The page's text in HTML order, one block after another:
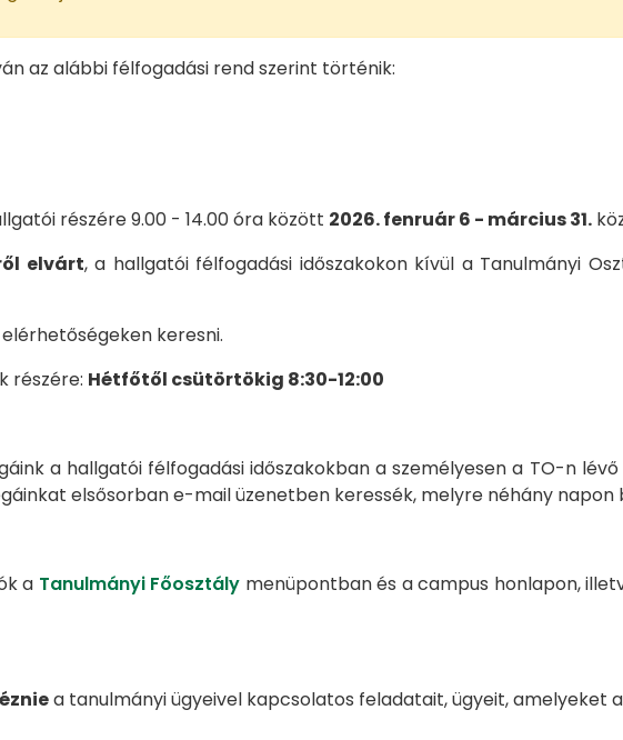
az alábbi félfogadási rend szerint történik:
részére 9.00 - 14.00 óra között 2026. fenruár 6 - március 31.
elvárt, a hallgatói félfogadási időszakokon kívül a Tanulmányi
elérhetőségeken keresni.
részére: Hétfőtől csütörtökig 8:30-12:00
a hallgatói félfogadási időszakokban a személyesen a TO-n
elsősorban e-mail üzenetben keressék, melyre néhány napon
a Tanulmányi Főosztály menüpontban és a campus honlapon,
a tanulmányi ügyeivel kapcsolatos feladatait, ügyeit, amelyeket